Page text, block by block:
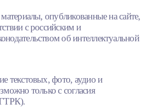
опубликованные на сайте,
с российским и
об интеллектуальной
текстовых, фото, аудио и
только с согласия